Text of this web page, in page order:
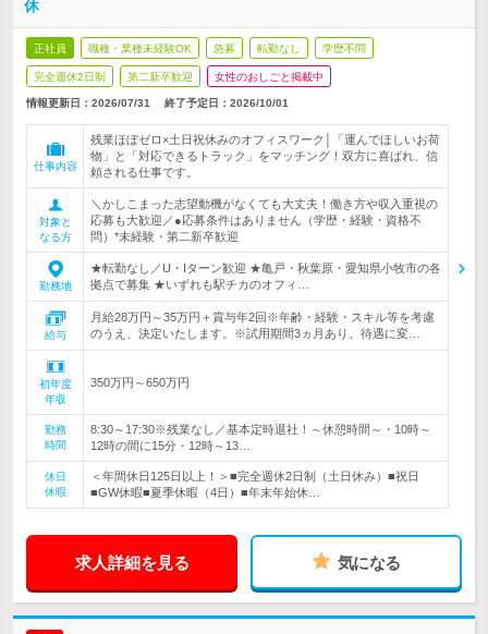
休
正社員 職種・業種未経験OK 急募 転勤なし 学歴不問
完全週休2日制 第二新卒歓迎 女性のおしごと掲載中
情報更新日：2026/07/31 終了予定日： 2026/10/01
仕事内容
残業ほぼゼロ×土日祝休みのオフィスワーク│「運んでほしいお荷
物」と「対応できるトラック」をマッチング！双方に喜ばれ、信
頼される仕事です。
対象と
なる方
＼かしこまった志望動機がなくても大丈夫！働き方や収入重視の
応募も大歓迎／●応募条件はありません（学歴・経験・資格不
問）*未経験・第二新卒歓迎
勤務地
★転勤なし／U・Iターン歓迎 ★亀戸・秋葉原・愛知県小牧市の各
拠点で募集 ★いずれも駅チカのオフィ…
給与
月給28万円～35万円＋賞与年2回※年齢・経験・スキル等を考慮
のうえ、決定いたします。※試用期間3ヵ月あり。待遇に変…
初年度
年収
350万円～650万円
勤務
時間
8:30～17:30※残業なし／基本定時退社！～休憩時間～・10時～
12時の間に15分・12時～13…
休日
休暇
＜年間休日125日以上！＞■完全週休2日制（土日休み）■祝日
■GW休暇■夏季休暇（4日）■年末年始休…
求人詳細を見る 気になる